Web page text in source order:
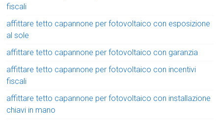
fiscali
affittare tetto capannone per fotovoltaico con esposizione
al sole
affittare tetto capannone per fotovoltaico con garanzia
affittare tetto capannone per fotovoltaico con incentivi
fiscali
affittare tetto capannone per fotovoltaico con installazione
chiavi in mano